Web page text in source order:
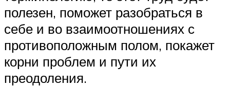
полезен, поможет разобраться в
себе и во взаимоотношениях с
противоположным полом, покажет
корни проблем и пути их
преодоления.